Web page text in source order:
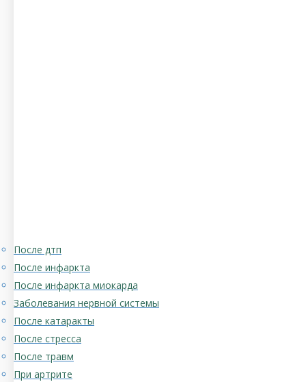
После дтп
После инфаркта
После инфаркта миокарда
Заболевания нервной системы
После катаракты
После стресса
После травм
При артрите